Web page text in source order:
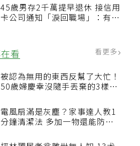
45歲男存2千萬提早退休 接信用
卡公司通知「淚回職場」：有錢
看
被認為無用的東西反幫了大忙！
50歲婦慶幸沒隨手丟棄的3樣物
電風扇滿是灰塵？家事達人教1
汙附著